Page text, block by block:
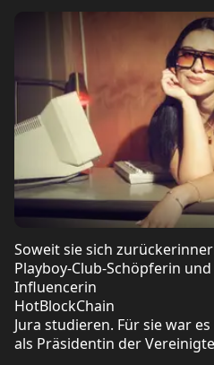
Soweit sie sich
Playboy-Club-Schöpferin
Influencerin
HotBlockChain
Jura studieren. Für sie war
als Präsidentin der